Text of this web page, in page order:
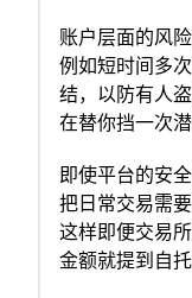
账户层面的风
例如短时间多
结，以防有人
在替你挡一次
即使平台的安
把日常交易需
这样即便交易
金额就提到自